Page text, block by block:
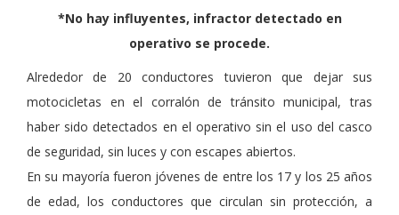
*No hay influyentes, infractor detectado en
operativo se procede.
Alrededor de 20 conductores tuvieron que dejar sus
motocicletas en el corralón de tránsito municipal, tras
haber sido detectados en el operativo sin el uso del casco
de seguridad, sin luces y con escapes abiertos.
En su mayoría fueron jóvenes de entre los 17 y los 25 años
de edad, los conductores que circulan sin protección, a